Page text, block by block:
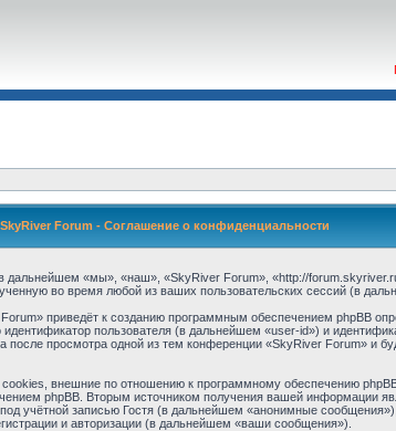
SkyRiver Forum - Соглашение о конфиденциальности
дальнейшем «мы», «наш», «SkyRiver Forum», «http://
во время любой из ваших пользовательских сессий (в
приведёт к созданию программным обеспечением phpBB
пользователя (в дальнейшем «user-id») и
просмотра одной из тем конференции «SkyRiver Forum» и
внешние по отношению к программному обеспечению
phpBB. Вторым источником получения вашей информации
учётной записью Гостя (в дальнейшем «анонимные
и авторизации (в дальнейшем «ваши сообщения»).